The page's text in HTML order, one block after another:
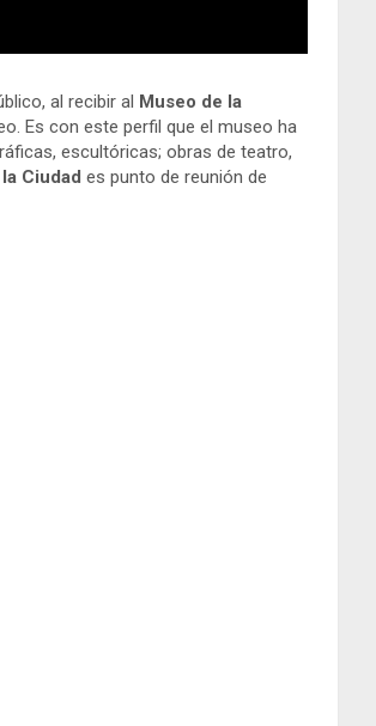
al recibir al Museo de la
Es con este perfil que el museo ha
escultóricas; obras de teatro,
Ciudad es punto de reunión de